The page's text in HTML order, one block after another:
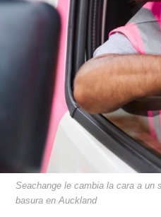
Seachange le cambia la cara a un
basura en Auckland